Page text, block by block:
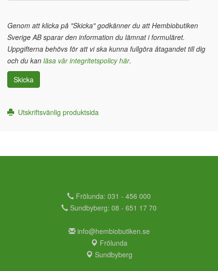
Genom att klicka på "Skicka" godkänner du att Hembiobutiken
Sverige AB sparar den information du lämnat i formuläret.
Uppgifterna behövs för att vi ska kunna fullgöra åtagandet till dig
och du kan läsa vår integritetspolicy här.
Skicka
Utskriftsvänlig produktsida
Frölunda: 031 - 456 000
Sundbyberg: 08 - 651 17 70
info@hembiobutiken.se
Frölunda
Sundbyberg